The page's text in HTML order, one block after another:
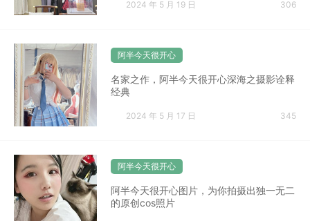
2024 年 5 月 19 日 306
阿半今天很开心
名家之作，阿半今天很开心深海之摄影诠释
经典
2024 年 5 月 17 日 345
阿半今天很开心
阿半今天很开心图片，为你拍摄出独一无二
的原创cos照片